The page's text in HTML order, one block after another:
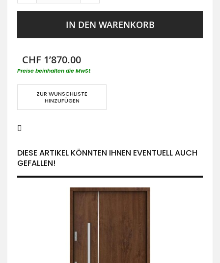
IN DEN WARENKORB
CHF 1’870.00
Preise beinhalten die MwSt
ZUR WUNSCHLISTE
HINZUFÜGEN
DIESE ARTIKEL KÖNNTEN IHNEN EVENTUELL AUCH
GEFALLEN!